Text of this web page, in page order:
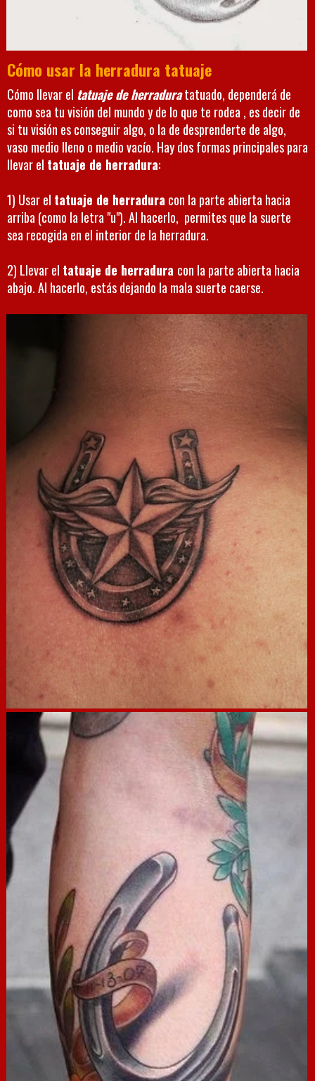
Cómo usar la herradura tatuaje
Cómo llevar el tatuaje de herraduratatuado, dependerá de
como sea tu visión del mundo y de lo que te rodea , es decir de
si tu visión es conseguir algo, o la de desprenderte de algo,
vaso medio lleno o medio vacío. Hay dos formas principales para
llevar el tatuaje de herradura:
1) Usar el tatuaje de herradura con la parte abierta hacia
arriba (como la letra "u"). Al hacerlo, permites que la suerte
sea recogida en el interior de la herradura.
2) Llevar el tatuaje de herradura con la parte abierta hacia
abajo. Al hacerlo, estás dejando la mala suerte caerse.